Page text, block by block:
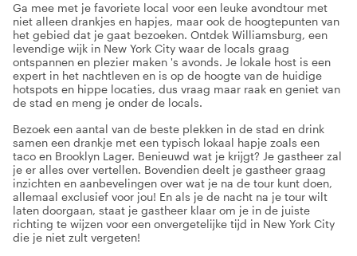
Ga mee met je favoriete local voor een leuke avondtour met
niet alleen drankjes en hapjes, maar ook de hoogtepunten van
het gebied dat je gaat bezoeken. Ontdek Williamsburg, een
levendige wijk in New York City waar de locals graag
ontspannen en plezier maken 's avonds. Je lokale host is een
expert in het nachtleven en is op de hoogte van de huidige
hotspots en hippe locaties, dus vraag maar raak en geniet van
de stad en meng je onder de locals.
Bezoek een aantal van de beste plekken in de stad en drink
samen een drankje met een typisch lokaal hapje zoals een
taco en Brooklyn Lager. Benieuwd wat je krijgt? Je gastheer zal
je er alles over vertellen. Bovendien deelt je gastheer graag
inzichten en aanbevelingen over wat je na de tour kunt doen,
allemaal exclusief voor jou! En als je de nacht na je tour wilt
laten doorgaan, staat je gastheer klaar om je in de juiste
richting te wijzen voor een onvergetelijke tijd in New York City
die je niet zult vergeten!